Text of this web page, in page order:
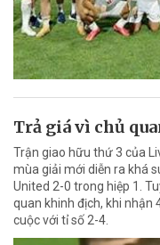
Trả giá vì chủ
Trận giao hữu thứ 3 của
mùa giải mới diễn ra khá
United 2-0 trong hiệp 1.
quan khinh địch, khi nhận
cuộc với tỉ số 2-4.